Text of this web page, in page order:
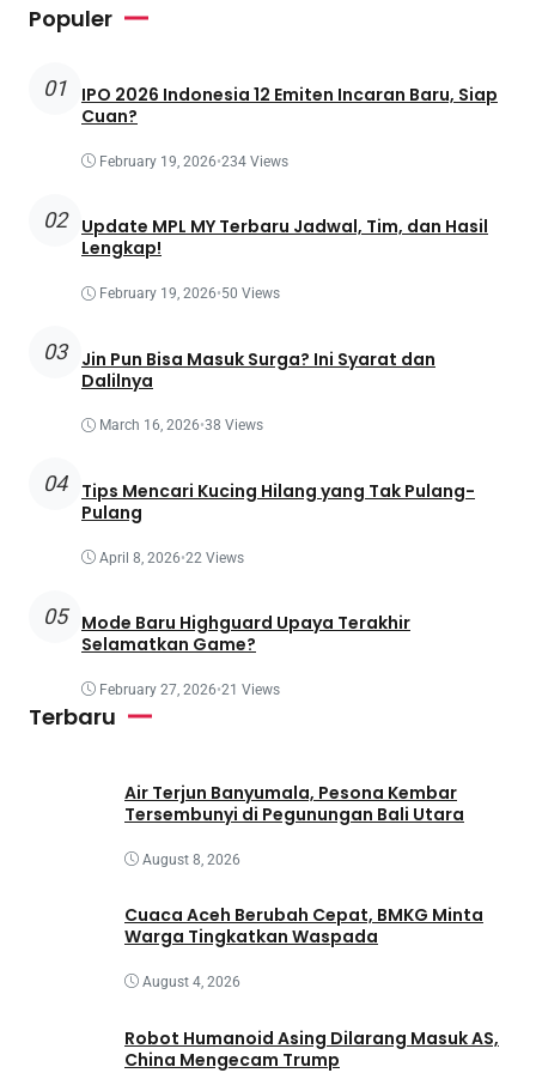
Populer
01
IPO 2026 Indonesia 12 Emiten Incaran Baru, Siap
Cuan?
February 19, 2026•234 Views
02
Update MPL MY Terbaru Jadwal, Tim, dan Hasil
Lengkap!
February 19, 2026•50 Views
03
Jin Pun Bisa Masuk Surga? Ini Syarat dan
Dalilnya
March 16, 2026•38 Views
04
Tips Mencari Kucing Hilang yang Tak Pulang-
Pulang
April 8, 2026•22 Views
05
Mode Baru Highguard Upaya Terakhir
Selamatkan Game?
February 27, 2026•21 Views
Terbaru
Air Terjun Banyumala, Pesona Kembar
Tersembunyi di Pegunungan Bali Utara
August 8, 2026
Cuaca Aceh Berubah Cepat, BMKG Minta
Warga Tingkatkan Waspada
August 4, 2026
Robot Humanoid Asing Dilarang Masuk AS,
China Mengecam Trump